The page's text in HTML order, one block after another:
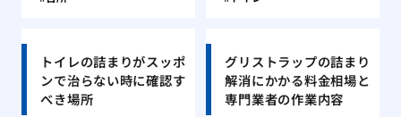
トイレの詰まりがスッポ
ンで治らない時に確認す
べき場所
グリストラップの詰まり
解消にかかる料金相場と
専門業者の作業内容